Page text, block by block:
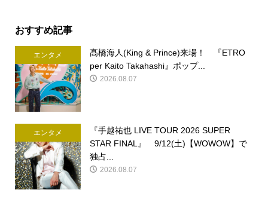
おすすめ記事
エンタメ
髙橋海人(King & Prince)来場！ 『ETRO
per Kaito Takahashi』ポップ...
2026.08.07
エンタメ
『手越祐也 LIVE TOUR 2026 SUPER
STAR FINAL』 9/12(土)【WOWOW】で
独占...
2026.08.07